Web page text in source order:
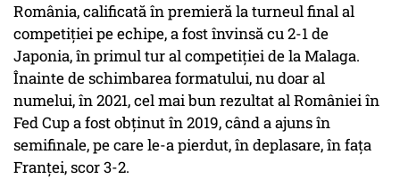
România, calificată în premieră la turneul final al
competiției pe echipe, a fost învinsă cu 2-1 de
Japonia, în primul tur al competiției de la Malaga.
Înainte de schimbarea formatului, nu doar al
numelui, în 2021, cel mai bun rezultat al României în
Fed Cup a fost obținut în 2019, când a ajuns în
semifinale, pe care le-a pierdut, în deplasare, în fața
Franței, scor 3-2.